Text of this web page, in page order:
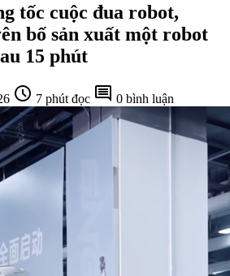
tốc cuộc đua robot,
bố sản xuất một robot
15 phút
schedule 7 phút đọc comment 0 bình luận